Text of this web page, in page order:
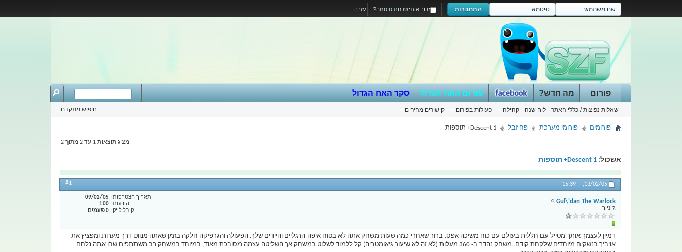
עזרה התחברות זכור אותישכחת סיסמה?
פורום
שאלות נפוצות / כללי האתר לוח שנה קהילה פעולות בפורום קישורים מהירים
מה חדש? פורום האח הגדול סקר האח הגדול
חיפוש מתקדם
פורומים פורומי מערכת פח זבל Descent 1+ תוספות
מציג תוצאות 1 עד 2 מתוך 2
אשכול: Descent 1+ תוספות
13/02/05,
15:39
#1
Gul\'dan The Warlock
ג'וניור
תאריך הצטרפות
09/02/05
הודעות
100
קיבל לייק
0 פעמים
דמיין לעצמך אותך מטייל עם חללית בעולם עם כוח משיכה אפס. ברור שאחרי כמה שעות משחק אתה לא בטוח איפה הרגליים והיידים שלך. הפעולה והגרפיקה חלקה בזמן שאתה מנווט דרך מערות ומפציץ את
אויביך בנשקים מיוחדים שלקחת קודם. משחק נהדר ב- 360 מעלות (לא זה לא שיעור גיאומטריה) קל ללמוד לשלוט במשחק אך השליטה עצמה מסובכת מאוד, במיוחד במשחק רב משתתפים שבו אתה נלחם